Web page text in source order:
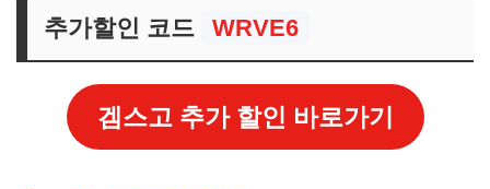
추가할인 코드 WRVE6
겜스고 추가 할인 바로가기